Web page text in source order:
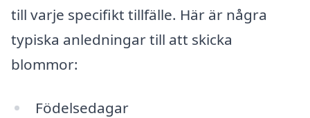
till varje specifikt tillfälle. Här är några
typiska anledningar till att skicka
blommor:
Födelsedagar